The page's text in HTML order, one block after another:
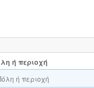
ή περιοχή